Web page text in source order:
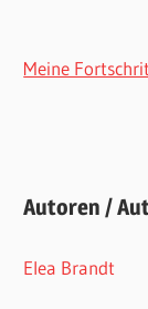
Meine
Autoren /
Elea Brandt